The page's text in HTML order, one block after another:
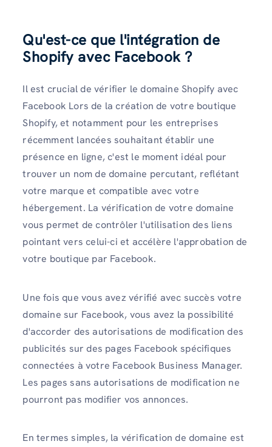
Qu'est-ce que l'intégration de
Shopify avec Facebook ?
Il est crucial de vérifier le domaine Shopify avec
Facebook Lors de la création de votre boutique
Shopify, et notamment pour les entreprises
récemment lancées souhaitant établir une
présence en ligne, c'est le moment idéal pour
trouver un nom de domaine percutant, reflétant
votre marque et compatible avec votre
hébergement. La vérification de votre domaine
vous permet de contrôler l'utilisation des liens
pointant vers celui-ci et accélère l'approbation de
votre boutique par Facebook.
Une fois que vous avez vérifié avec succès votre
domaine sur Facebook, vous avez la possibilité
d'accorder des autorisations de modification des
publicités sur des pages Facebook spécifiques
connectées à votre Facebook Business Manager.
Les pages sans autorisations de modification ne
pourront pas modifier vos annonces.
En termes simples, la vérification de domaine est